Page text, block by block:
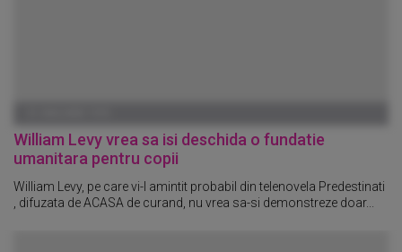
William Levy vrea sa isi deschida o fundatie
umanitara pentru copii
William Levy, pe care vi-l amintit probabil din telenovela Predestinati
, difuzata de ACASA de curand, nu vrea sa-si demonstreze doar...